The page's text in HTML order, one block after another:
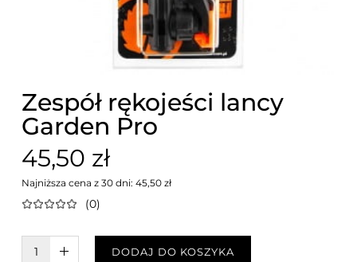
Zespół rękojeści lancy
Garden Pro
45,50 zł
Najniższa cena z 30 dni: 45,50 zł
(0)
W KOSZYKU :)DODAJ DO KOSZYKA